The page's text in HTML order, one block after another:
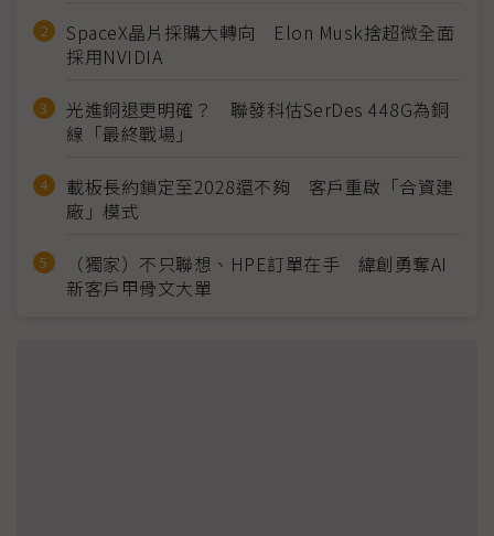
SpaceX晶片採購大轉向 Elon Musk捨超微全面
採用NVIDIA
光進銅退更明確？ 聯發科估SerDes 448G為銅
線「最終戰場」
載板長約鎖定至2028還不夠 客戶重啟「合資建
廠」模式
（獨家）不只聯想、HPE訂單在手 緯創勇奪AI
新客戶甲骨文大單